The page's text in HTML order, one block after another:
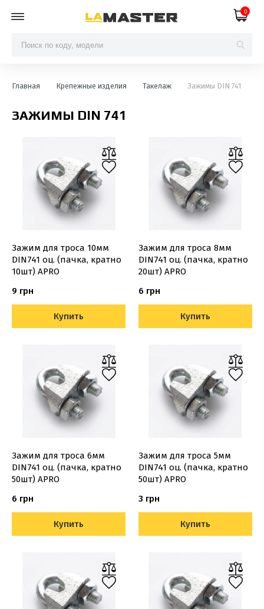
0
Главная Крепежные изделия Такелаж Зажимы DIN 741
ЗАЖИМЫ DIN 741
Зажим для троса 10мм
DIN741 оц. (пачка, кратно
10шт) APRO
9 грн
Купить
Зажим для троса 8мм
DIN741 оц. (пачка, кратно
20шт) APRO
6 грн
Купить
Зажим для троса 6мм
DIN741 оц. (пачка, кратно
50шт) APRO
6 грн
Купить
Зажим для троса 5мм
DIN741 оц. (пачка, кратно
50шт) APRO
3 грн
Купить